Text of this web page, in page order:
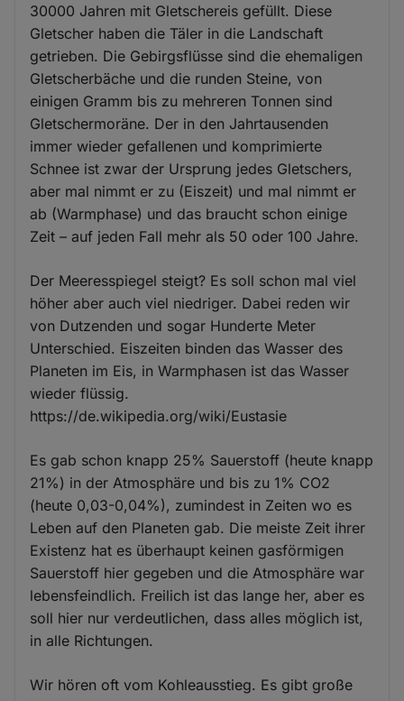
30000 Jahren mit Gletschereis gefüllt. Diese
Gletscher haben die Täler in die Landschaft
getrieben. Die Gebirgsflüsse sind die ehemaligen
Gletscherbäche und die runden Steine, von
einigen Gramm bis zu mehreren Tonnen sind
Gletschermoräne. Der in den Jahrtausenden
immer wieder gefallenen und komprimierte
Schnee ist zwar der Ursprung jedes Gletschers,
aber mal nimmt er zu (Eiszeit) und mal nimmt er
ab (Warmphase) und das braucht schon einige
Zeit – auf jeden Fall mehr als 50 oder 100 Jahre.
Der Meeresspiegel steigt? Es soll schon mal viel
höher aber auch viel niedriger. Dabei reden wir
von Dutzenden und sogar Hunderte Meter
Unterschied. Eiszeiten binden das Wasser des
Planeten im Eis, in Warmphasen ist das Wasser
wieder flüssig.
https://de.wikipedia.org/wiki/Eustasie
Es gab schon knapp 25% Sauerstoff (heute knapp
21%) in der Atmosphäre und bis zu 1% CO2
(heute 0,03-0,04%), zumindest in Zeiten wo es
Leben auf den Planeten gab. Die meiste Zeit ihrer
Existenz hat es überhaupt keinen gasförmigen
Sauerstoff hier gegeben und die Atmosphäre war
lebensfeindlich. Freilich ist das lange her, aber es
soll hier nur verdeutlichen, dass alles möglich ist,
in alle Richtungen.
Wir hören oft vom Kohleausstieg. Es gibt große